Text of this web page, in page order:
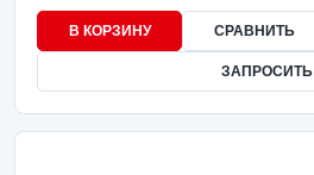
В КОРЗИНУ СРАВНИТЬ
ЗАПРОСИТЬ